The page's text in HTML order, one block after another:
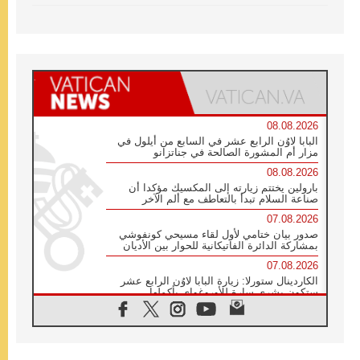
08.08.2026
البابا لاوُن الرابع عشر في السابع من أيلول في
مزار أم المشورة الصالحة في جناتزانو
08.08.2026
بارولين يختتم زيارته إلى المكسيك مؤكدا أن
صناعة السلام تبدأ بالتعاطف مع ألم الآخر
07.08.2026
صدور بيان ختامي لأول لقاء مسيحي كونفوشي
بمشاركة الدائرة الفاتيكانية للحوار بين الأديان
07.08.2026
الكاردينال ستورلا: زيارة البابا لاوُن الرابع عشر
ستكون بشرى سارة للأوروغواي بأكملها
الفاتيكان يعلن برنامج الزيارة الرسولية للبابا لاوُن